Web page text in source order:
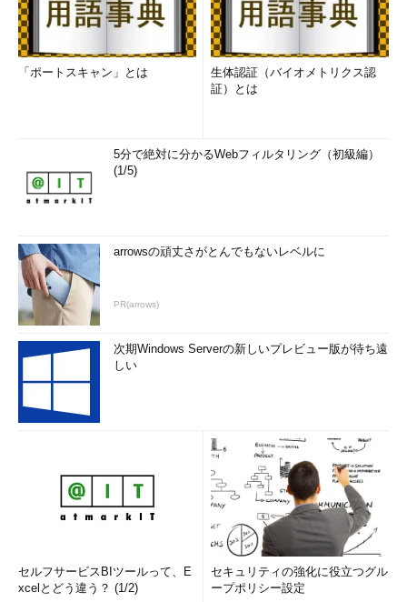
「ポートスキャン」とは
生体認証（バイオメトリクス認
証）とは
5分で絶対に分かるWebフィルタリング（初級編）
(1/5)
arrowsの頑丈さがとんでもないレベルに
PR(arrows)
次期Windows Serverの新しいプレビュー版が待ち遠
しい
セルフサービスBIツールって、E
xcelとどう違う？ (1/2)
セキュリティの強化に役立つグル
ープポリシー設定